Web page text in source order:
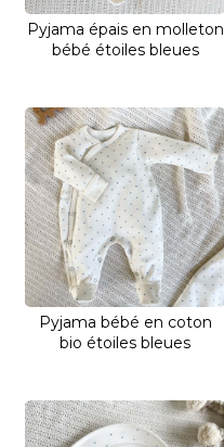
Pyjama épais en molleton
bébé étoiles bleues
Pyjama bébé en coton
bio étoiles bleues